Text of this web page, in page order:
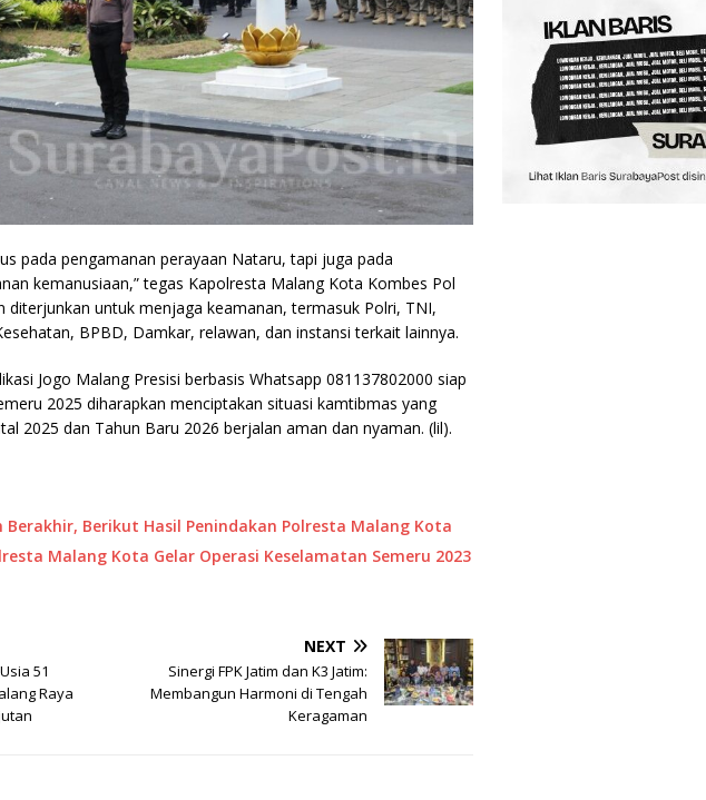
pada pengamanan perayaan Nataru, tapi juga pada
kemanusiaan,” tegas Kapolresta Malang Kota Kombes Pol
diterjunkan untuk menjaga keamanan, termasuk Polri, TNI,
BPBD, Damkar, relawan, dan instansi terkait lainnya.
Jogo Malang Presisi berbasis Whatsapp 081137802000 siap
2025 diharapkan menciptakan situasi kamtibmas yang
2025 dan Tahun Baru 2026 berjalan aman dan nyaman. (lil).
Berakhir, Berikut Hasil Penindakan Polresta Malang Kota
Malang Kota Gelar Operasi Keselamatan Semeru 2023
51
Raya
NEXT
Sinergi FPK Jatim dan K3 Jatim:
Membangun Harmoni di Tengah
Keragaman